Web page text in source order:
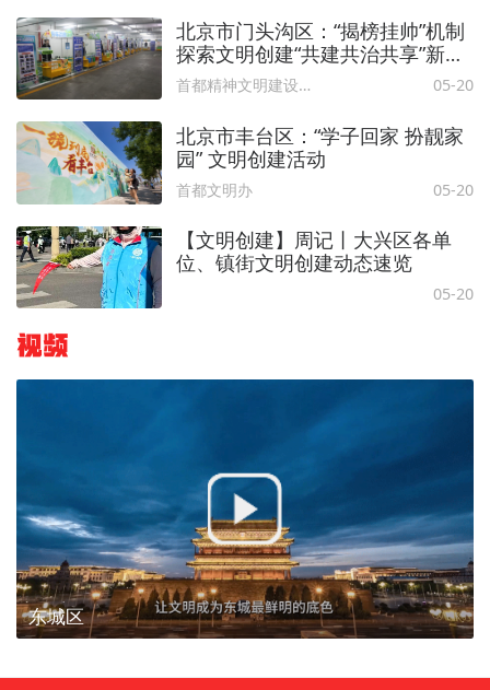
北京市门头沟区：“揭榜挂帅”机制
探索文明创建“共建共治共享”新路
径
首都精神文明建设委员会办公室 05-20
北京市丰台区：“学子回家 扮靓家
园” 文明创建活动
首都文明办 05-20
【文明创建】周记丨大兴区各单
位、镇街文明创建动态速览
05-20
视频
东城区